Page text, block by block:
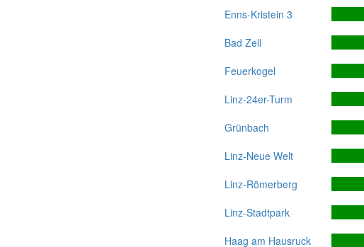
Enns-Kristein 3
Bad Zell
Feuerkogel
Linz-24er-Turm
Grünbach
Linz-Neue Welt
Linz-Römerberg
Linz-Stadtpark
Haag am Hausruck